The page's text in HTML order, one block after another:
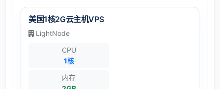
美国1核2G云主机VPS
LightNode
CPU
1核
内存